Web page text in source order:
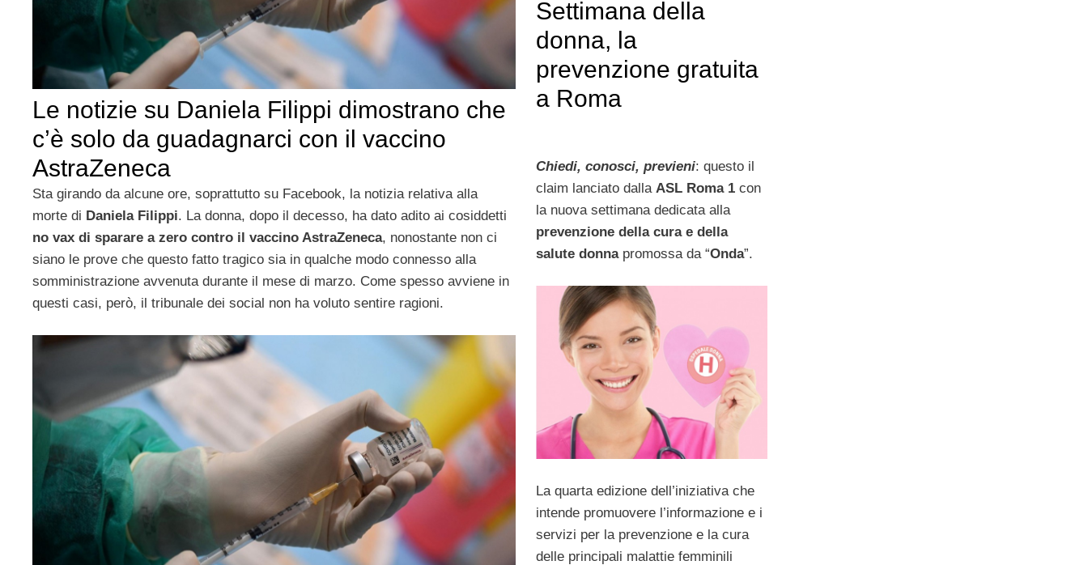
Le notizie su Daniela Filippi dimostrano che
c’è solo da guadagnarci con il vaccino
AstraZeneca
Sta girando da alcune ore, soprattutto su Facebook, la notizia relativa alla
morte di Daniela Filippi. La donna, dopo il decesso, ha dato adito ai cosiddetti
no vax di sparare a zero contro il vaccino AstraZeneca, nonostante non ci
siano le prove che questo fatto tragico sia in qualche modo connesso alla
somministrazione avvenuta durante il mese di marzo. Come spesso avviene in
questi casi, però, il tribunale dei social non ha voluto sentire ragioni.
Settimana della
donna, la
prevenzione gratuita
a Roma
Chiedi, conosci, previeni: questo il
claim lanciato dalla ASL Roma 1 con
la nuova settimana dedicata alla
prevenzione della cura e della
salute donnapromossa da “Onda”.
La quarta edizione dell’iniziativa che
intende promuovere l’informazione e i
servizi per la prevenzione e la cura
delle principali malattie femminili